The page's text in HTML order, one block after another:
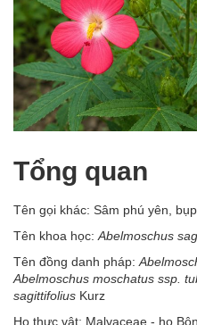
Tổng quan
Tên gọi khác: Sâm phú yên,
Tên khoa học: Abelmoschus
Tên đồng danh pháp:
Abelmoschus moschatus ssp.
sagittifolius Kurz
Họ thực vật: Malvaceae - họ